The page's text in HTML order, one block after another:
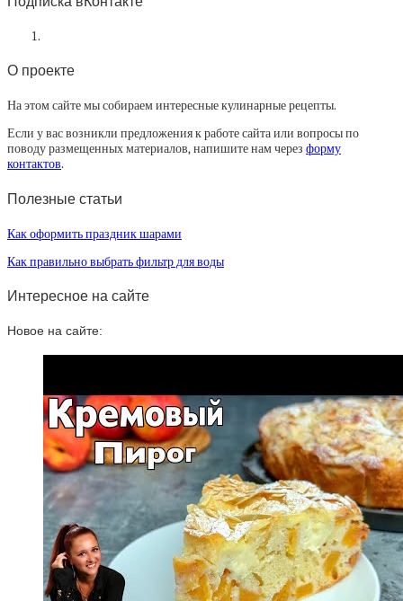
О проекте
На этом сайте мы собираем интересные кулинарные рецепты.
Если у вас возникли предложения к работе сайта или вопросы по
поводу размещенных материалов, напишите нам через форму
контактов.
Полезные статьи
Как оформить праздник шарами
Как правильно выбрать фильтр для воды
Интересное на сайте
Новое на сайте: